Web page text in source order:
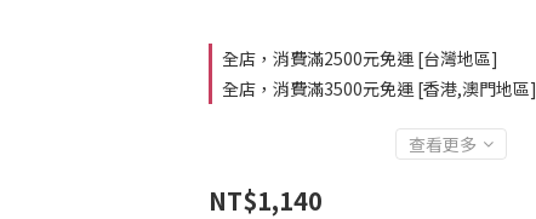
全店，消費滿2500元免運 [台灣地區]
全店，消費滿3500元免運 [香港,澳門地區]
查看更多
NT$1,140